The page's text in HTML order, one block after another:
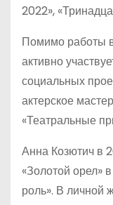
2022»,
Помимо работы
активно
социальных
актерское
«Театральные
Анна Козютич в
«Золотой орел»
роль». В личной